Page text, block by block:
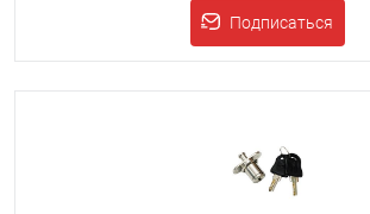
Подписаться